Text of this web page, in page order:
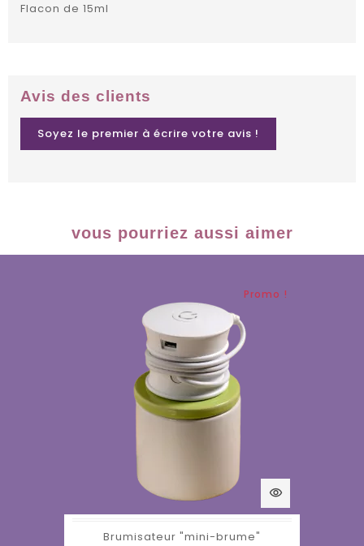
Flacon de 15ml
Avis des clients
Soyez le premier à écrire votre avis !
vous pourriez aussi aimer
Promo !
visibility
Brumisateur "mini-brume"